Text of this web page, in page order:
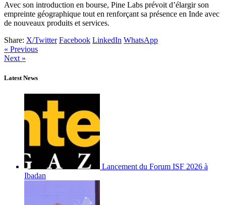
Avec son introduction en bourse, Pine Labs prévoit d’élargir son
empreinte géographique tout en renforçant sa présence en Inde avec
de nouveaux produits et services.
Share: X/Twitter Facebook LinkedIn WhatsApp
« Previous
Next »
Latest News
Lancement du Forum ISF 2026 à
Ibadan